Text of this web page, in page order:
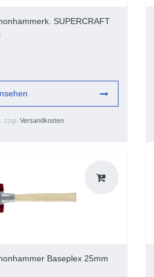
SUPERCRAFT
zzgl. Versandkosten
Baseplex 25mm